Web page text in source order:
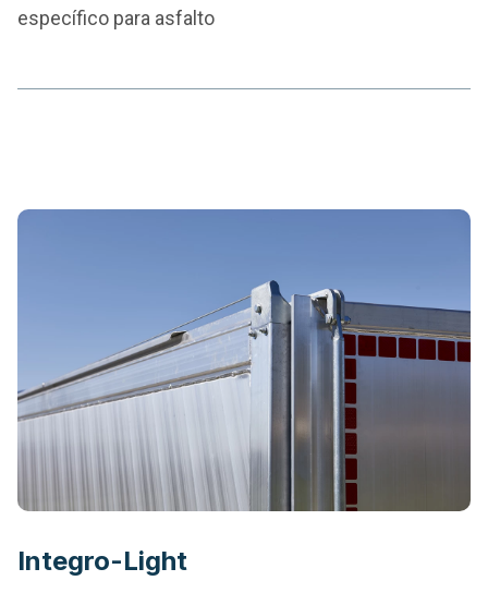
específico para asfalto
Integro-Light